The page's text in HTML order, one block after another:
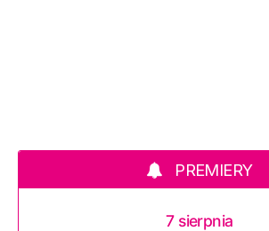
PREMIERY
7 sierpnia